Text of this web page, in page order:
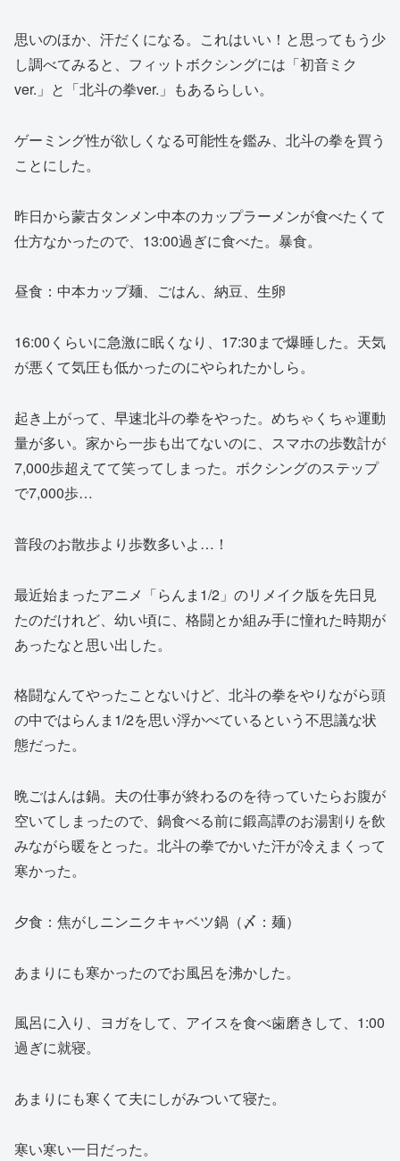
思いのほか、汗だくになる。これはいい！と思ってもう少
し調べてみると、フィットボクシングには「初音ミク
ver.」と「北斗の拳ver.」もあるらしい。
ゲーミング性が欲しくなる可能性を鑑み、北斗の拳を買う
ことにした。
昨日から蒙古タンメン中本のカップラーメンが食べたくて
仕方なかったので、13:00過ぎに食べた。暴食。
昼食：中本カップ麺、ごはん、納豆、生卵
16:00くらいに急激に眠くなり、17:30まで爆睡した。天気
が悪くて気圧も低かったのにやられたかしら。
起き上がって、早速北斗の拳をやった。めちゃくちゃ運動
量が多い。家から一歩も出てないのに、スマホの歩数計が
7,000歩超えてて笑ってしまった。ボクシングのステップ
で7,000歩…
普段のお散歩より歩数多いよ…！
最近始まったアニメ「らんま1/2」のリメイク版を先日見
たのだけれど、幼い頃に、格闘とか組み手に憧れた時期が
あったなと思い出した。
格闘なんてやったことないけど、北斗の拳をやりながら頭
の中ではらんま1/2を思い浮かべているという不思議な状
態だった。
晩ごはんは鍋。夫の仕事が終わるのを待っていたらお腹が
空いてしまったので、鍋食べる前に鍛高譚のお湯割りを飲
みながら暖をとった。北斗の拳でかいた汗が冷えまくって
寒かった。
夕食：焦がしニンニクキャベツ鍋（〆：麺）
あまりにも寒かったのでお風呂を沸かした。
風呂に入り、ヨガをして、アイスを食べ歯磨きして、1:00
過ぎに就寝。
あまりにも寒くて夫にしがみついて寝た。
寒い寒い一日だった。